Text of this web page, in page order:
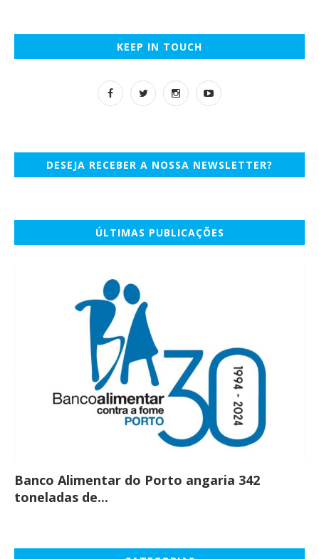
KEEP IN TOUCH
DESEJA RECEBER A NOSSA NEWSLETTER?
ÚLTIMAS PUBLICAÇÕES
Banco Alimentar do Porto angaria 342
toneladas de...